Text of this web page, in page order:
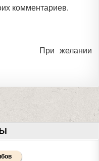
комментариев.
При желании